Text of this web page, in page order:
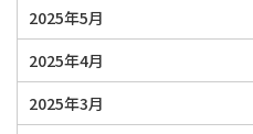
2025年5月
2025年4月
2025年3月